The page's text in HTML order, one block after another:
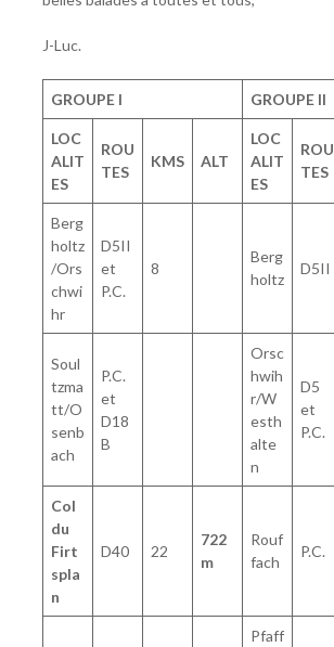
J-Luc.
GROUPE I GROUPE II
LOC
ALIT
ES
ROU
TES
KMS ALT
LOC
ALIT
ES
ROU
TES
Berg
holtz
/Ors
chwi
hr
D5II
et
P.C.
8
Berg
holtz
D5II
Soul
tzma
tt/O
senb
ach
P.C.
et
D18
B
Orsc
hwih
r/W
esth
alte
n
D5
et
P.C.
Col
du
Firt
spla
n
D40 22
722
m
Rouf
fach
P.C.
Pfaff